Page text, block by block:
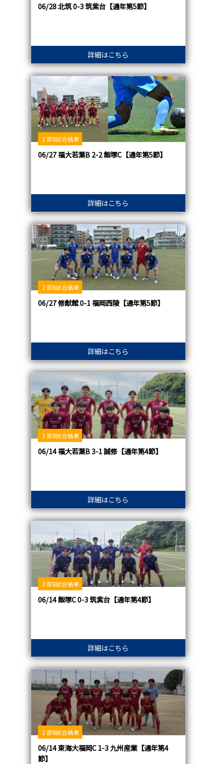
06/28 北筑 0-3 筑紫台【通年第5節】
詳細はこちら
２部B試合結果
06/27 福大若葉B 2-2 飯塚C【通年第5節】
詳細はこちら
２部B試合結果
06/27 修猷館 0-1 福岡西陵【通年第5節】
詳細はこちら
２部B試合結果
06/14 福大若葉B 3-1 誠修【通年第4節】
詳細はこちら
２部B試合結果
06/14 飯塚C 0-3 筑紫台【通年第4節】
詳細はこちら
２部B試合結果
06/14 東海大福岡C 1-3 九州産業【通年第4
節】